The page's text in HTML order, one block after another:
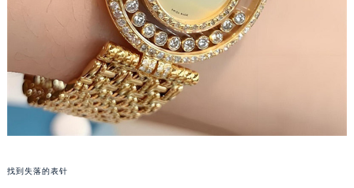
找到失落的表针